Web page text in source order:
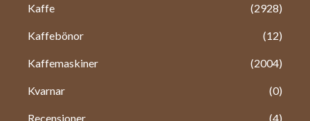
Kaffe (2928)
Kaffebönor (12)
Kaffemaskiner (2004)
Kvarnar (0)
Recensioner (4)